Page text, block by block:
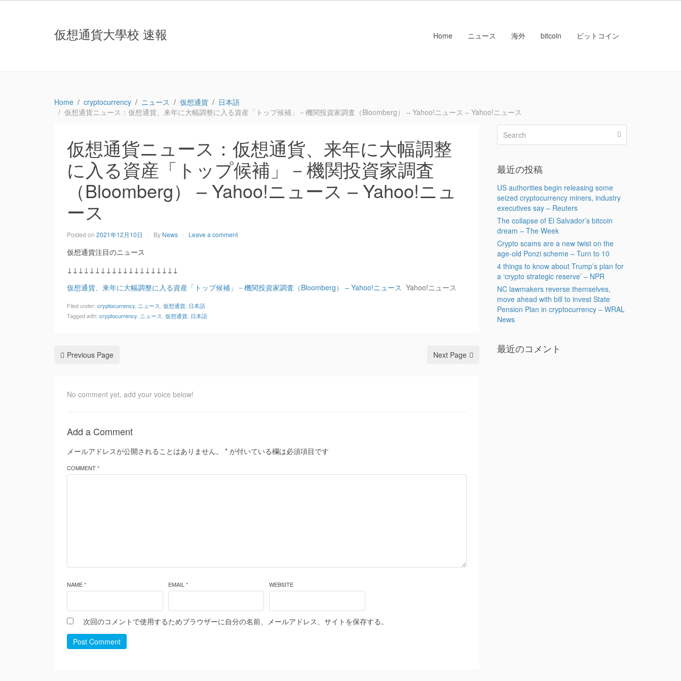
仮想通貨大學校 速報 Home ニュース 海外 bitcoin ビットコイン
Home cryptocurrency ニュース 仮想通貨
日本語
仮想通貨ニュース：仮想通貨、来年に大幅調整に入る資産「トップ候補」－機関投資家調査（Bloomberg） – Yahoo!ニュース – Yahoo!ニュース
仮想通貨ニュース：仮想通貨、来年に大幅調整
に入る資産「トップ候補」－機関投資家調査
（Bloomberg） – Yahoo!ニュース – Yahoo!ニュ
ース
Posted on 2021年12月10日 By News Leave a comment
仮想通貨注目のニュース
↓↓↓↓↓↓↓↓↓↓↓↓↓↓↓↓↓↓↓↓
仮想通貨、来年に大幅調整に入る資産「トップ候補」－機関投資家調査（Bloomberg） – Yahoo!ニュース Yahoo!ニュース
Filed under: cryptocurrency ニュース 仮想通貨 日本語
Tagged with: cryptocurrency ニュース 仮想通貨 日本語
Previous Page Next Page
No comment yet, add your voice below!
Add a Comment
メールアドレスが公開されることはありません。 * が付いている欄は必須項目です
COMMENT *
NAME * EMAIL * WEBSITE
次回のコメントで使用するためブラウザーに自分の名前、メールアドレス、サイトを保存する。
Post Comment
最近の投稿
US authorities begin releasing some
seized cryptocurrency miners, industry
executives say – Reuters
The collapse of El Salvador’s bitcoin
dream – The Week
Crypto scams are a new twist on the
age-old Ponzi scheme – Turn to 10
4 things to know about Trump’s plan for
a ‘crypto strategic reserve’ – NPR
NC lawmakers reverse themselves,
move ahead with bill to invest State
Pension Plan in cryptocurrency – WRAL
News
最近のコメント